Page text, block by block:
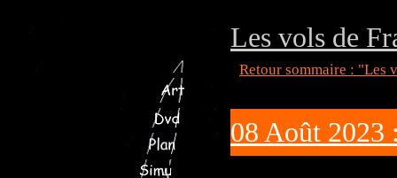
Les vols de
Retour sommaire : "Les
08 Août 2023